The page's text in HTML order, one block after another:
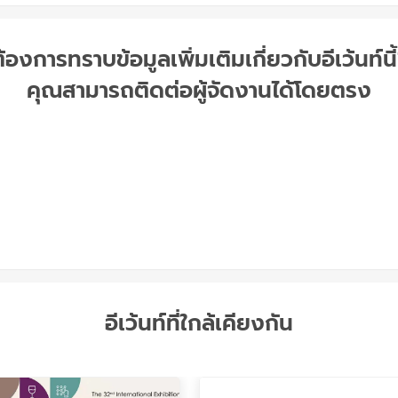
งการทราบข้อมูลเพิ่มเติมเกี่ยวกับอีเว้นท์
คุณสามารถติดต่อผู้จัดงานได้โดยตรง
อีเว้นท์ที่ใกล้เคียงกัน